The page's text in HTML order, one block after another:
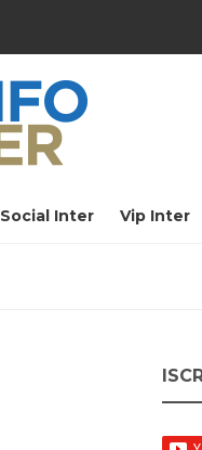
Social Inter Vip Inter